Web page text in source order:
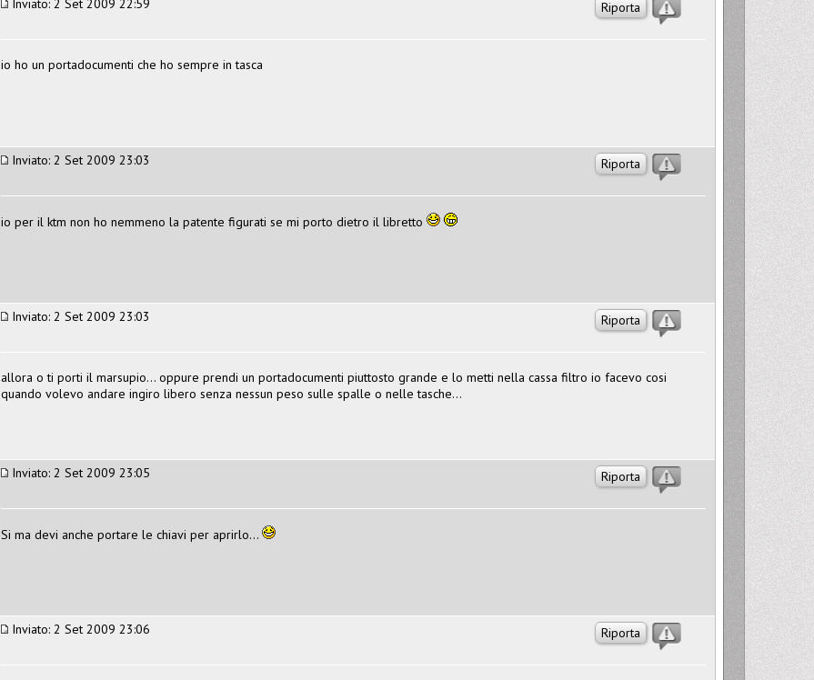
Riporta
Inviato: 2 Set 2009 22:59
io ho un portadocumenti che ho sempre in tasca
Riporta
Inviato: 2 Set 2009 23:03
io per il ktm non ho nemmeno la patente figurati se mi porto dietro il libretto
Riporta
Inviato: 2 Set 2009 23:03
allora o ti porti il marsupio... oppure prendi un portadocumenti piuttosto grande e lo metti nella cassa filtro io facevo cosi
quando volevo andare ingiro libero senza nessun peso sulle spalle o nelle tasche...
Riporta
Inviato: 2 Set 2009 23:05
Si ma devi anche portare le chiavi per aprirlo...
Riporta
Inviato: 2 Set 2009 23:06